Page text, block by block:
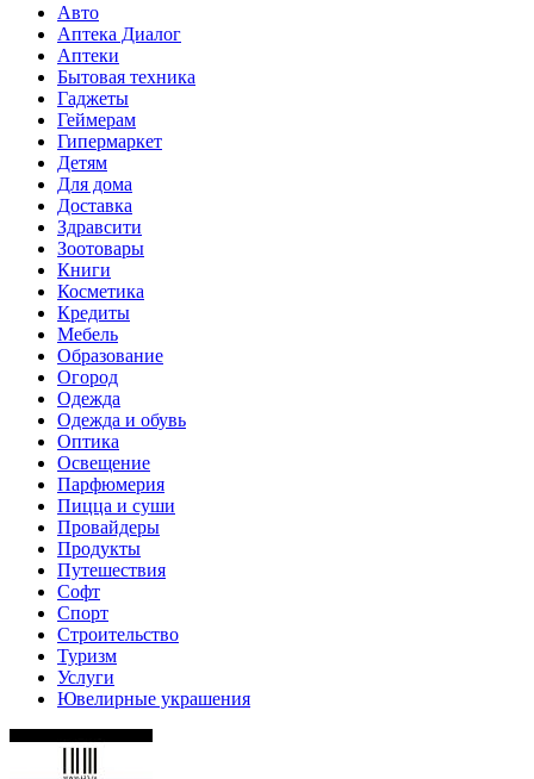
Авто
Аптека Диалог
Аптеки
Бытовая техника
Гаджеты
Геймерам
Гипермаркет
Детям
Для дома
Доставка
Здравсити
Зоотовары
Книги
Косметика
Кредиты
Мебель
Образование
Огород
Одежда
Одежда и обувь
Оптика
Освещение
Парфюмерия
Пицца и суши
Провайдеры
Продукты
Путешествия
Софт
Спорт
Строительство
Туризм
Услуги
Ювелирные украшения